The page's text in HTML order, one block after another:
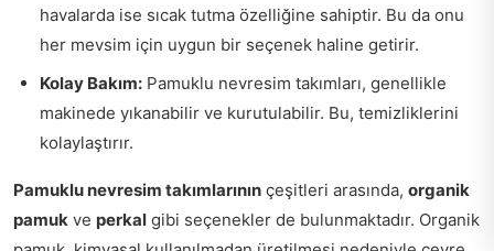
havalarda ise sıcak tutma özelliğine sahiptir. Bu da onu
her mevsim için uygun bir seçenek haline getirir.
Kolay Bakım: Pamuklu nevresim takımları, genellikle
makinede yıkanabilir ve kurutulabilir. Bu, temizliklerini
kolaylaştırır.
Pamuklu nevresim takımlarının çeşitleri arasında, organik
pamuk ve perkal gibi seçenekler de bulunmaktadır. Organik